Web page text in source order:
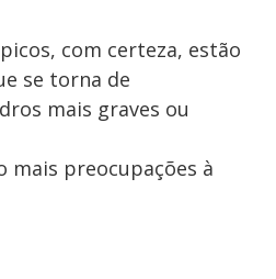
com certeza, estão
se torna de
mais graves ou
mais preocupações à